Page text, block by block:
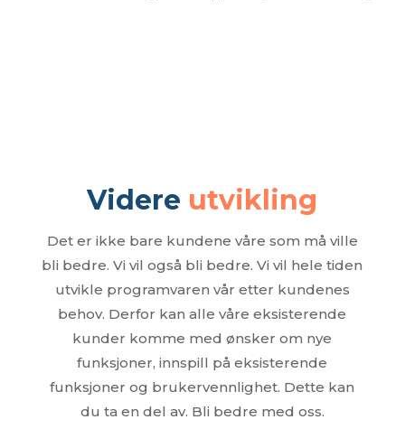
Videre utvikling
Det er ikke bare kundene våre som må ville
bli bedre. Vi vil også bli bedre. Vi vil hele tiden
utvikle programvaren vår etter kundenes
behov. Derfor kan alle våre eksisterende
kunder komme med ønsker om nye
funksjoner, innspill på eksisterende
funksjoner og brukervennlighet. Dette kan
du ta en del av. Bli bedre med oss.